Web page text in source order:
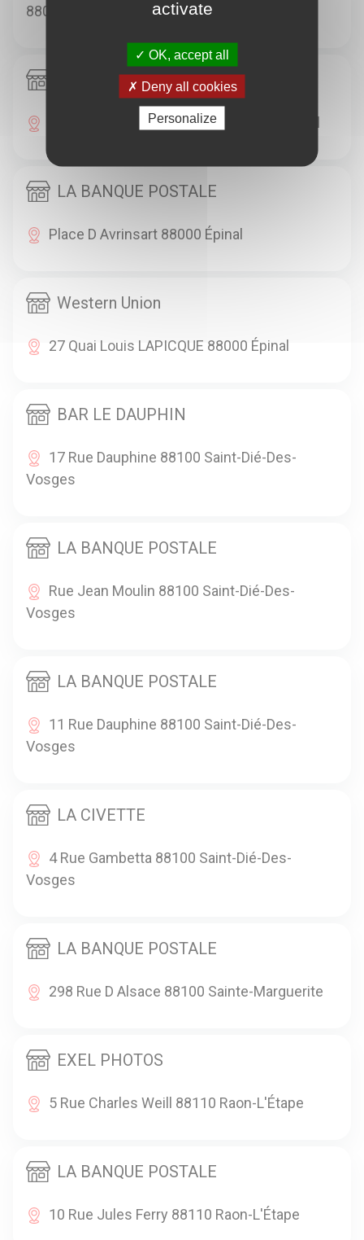
88000 Épinal
LA BANQUE POSTALE
30 Ter Route De Remiremont 88000 Épinal
LA BANQUE POSTALE
Place D Avrinsart 88000 Épinal
Western Union
27 Quai Louis LAPICQUE 88000 Épinal
BAR LE DAUPHIN
17 Rue Dauphine 88100 Saint-Dié-Des-
Vosges
LA BANQUE POSTALE
Rue Jean Moulin 88100 Saint-Dié-Des-
Vosges
LA BANQUE POSTALE
11 Rue Dauphine 88100 Saint-Dié-Des-
Vosges
LA CIVETTE
4 Rue Gambetta 88100 Saint-Dié-Des-
Vosges
LA BANQUE POSTALE
298 Rue D Alsace 88100 Sainte-Marguerite
EXEL PHOTOS
5 Rue Charles Weill 88110 Raon-L'Étape
LA BANQUE POSTALE
10 Rue Jules Ferry 88110 Raon-L'Étape
activate
OK, accept all
Deny all cookies
Personalize